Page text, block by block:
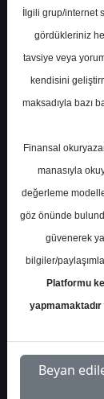
En Yüksek
Ortalama
Ortalama
Al
6
İlgili grup/internet
gördükleriniz
tavsiye veya
kendisini
maksadıyla bazı
Finansal
manasıyla
değerleme
göz önünde
güvenerek
bilgiler/
Platformu
Beyan